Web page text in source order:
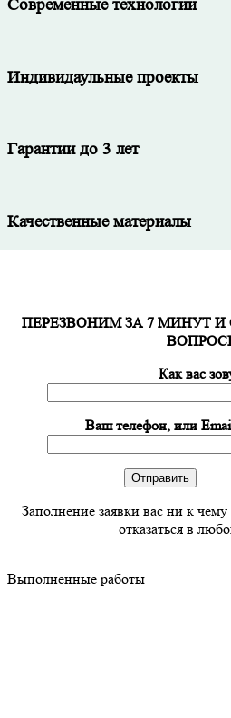
Современные технологии
Индивидаульные проекты
Гарантии до 3 лет
Качественные материалы
ПЕРЕЗВОНИМ ЗА 7 МИНУТ
Как вас
Ваш телефон, или
Заполнение заявки вас ни к
отказаться в
Выполненные работы